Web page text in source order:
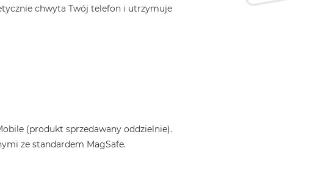
chwyta Twój telefon i utrzymuje
(produkt sprzedawany oddzielnie).
ze standardem MagSafe.